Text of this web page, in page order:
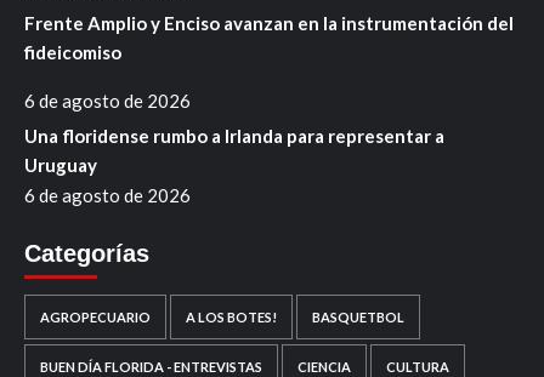
Frente Amplio y Enciso avanzan en la instrumentación del
fideicomiso
6 de agosto de 2026
Una floridense rumbo a Irlanda para representar a
Uruguay
6 de agosto de 2026
Categorías
AGROPECUARIO A LOS BOTES! BASQUETBOL
BUEN DÍA FLORIDA - ENTREVISTAS CIENCIA CULTURA